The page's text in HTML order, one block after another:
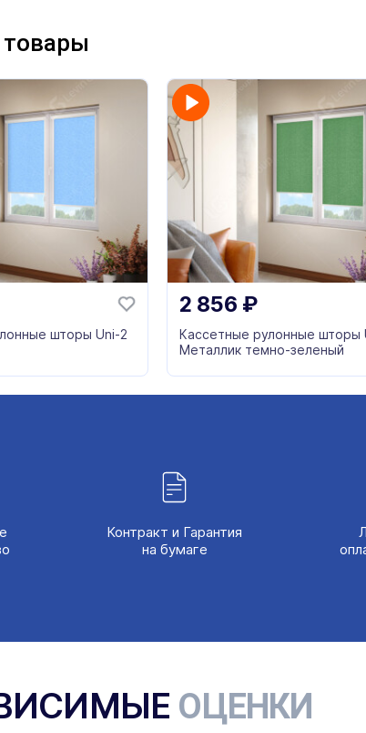
шторы Uni-2
2 856 ₽
Кассетные рулонные шторы
Металлик темно-зеленый
Контракт и Гарантия
на бумаге
ОЦЕНКИ